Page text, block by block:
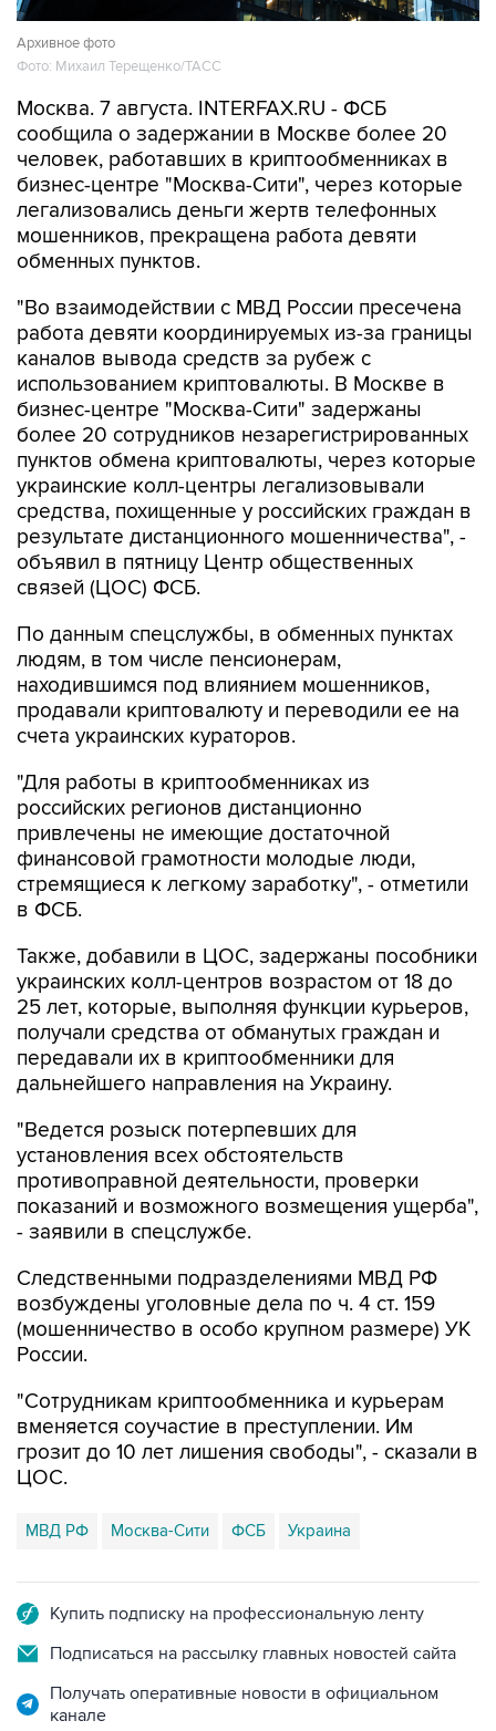
Архивное фото
Фото: Михаил Терещенко/ТАСС
Москва. 7 августа. INTERFAX.RU - ФСБ
сообщила о задержании в Москве более 20
человек, работавших в криптообменниках в
бизнес-центре "Москва-Сити", через которые
легализовались деньги жертв телефонных
мошенников, прекращена работа девяти
обменных пунктов.
"Во взаимодействии с МВД России пресечена
работа девяти координируемых из-за границы
каналов вывода средств за рубеж с
использованием криптовалюты. В Москве в
бизнес-центре "Москва-Сити" задержаны
более 20 сотрудников незарегистрированных
пунктов обмена криптовалюты, через которые
украинские колл-центры легализовывали
средства, похищенные у российских граждан в
результате дистанционного мошенничества", -
объявил в пятницу Центр общественных
связей (ЦОС) ФСБ.
По данным спецслужбы, в обменных пунктах
людям, в том числе пенсионерам,
находившимся под влиянием мошенников,
продавали криптовалюту и переводили ее на
счета украинских кураторов.
"Для работы в криптообменниках из
российских регионов дистанционно
привлечены не имеющие достаточной
финансовой грамотности молодые люди,
стремящиеся к легкому заработку", - отметили
в ФСБ.
Также, добавили в ЦОС, задержаны пособники
украинских колл-центров возрастом от 18 до
25 лет, которые, выполняя функции курьеров,
получали средства от обманутых граждан и
передавали их в криптообменники для
дальнейшего направления на Украину.
"Ведется розыск потерпевших для
установления всех обстоятельств
противоправной деятельности, проверки
показаний и возможного возмещения ущерба",
- заявили в спецслужбе.
Следственными подразделениями МВД РФ
возбуждены уголовные дела по ч. 4 ст. 159
(мошенничество в особо крупном размере) УК
России.
"Сотрудникам криптообменника и курьерам
вменяется соучастие в преступлении. Им
грозит до 10 лет лишения свободы", - сказали в
ЦОС.
МВД РФ Москва-Сити ФСБ Украина
Купить подписку на профессиональную ленту
Подписаться на рассылку главных новостей сайта
Получать оперативные новости в официальном
канале